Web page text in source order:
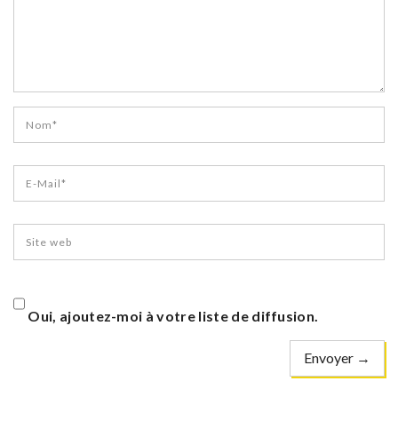
Oui, ajoutez-moi à votre liste de diffusion.